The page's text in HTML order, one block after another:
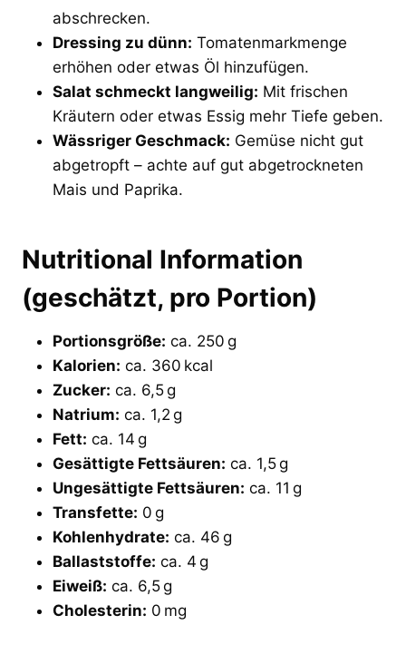
abschrecken.
Dressing zu dünn: Tomatenmarkmenge
erhöhen oder etwas Öl hinzufügen.
Salat schmeckt langweilig: Mit frischen
Kräutern oder etwas Essig mehr Tiefe geben.
Wässriger Geschmack: Gemüse nicht gut
abgetropft – achte auf gut abgetrockneten
Mais und Paprika.
Nutritional Information
(geschätzt, pro Portion)
Portionsgröße: ca. 250 g
Kalorien: ca. 360 kcal
Zucker: ca. 6,5 g
Natrium: ca. 1,2 g
Fett: ca. 14 g
Gesättigte Fettsäuren: ca. 1,5 g
Ungesättigte Fettsäuren: ca. 11 g
Transfette: 0 g
Kohlenhydrate: ca. 46 g
Ballaststoffe: ca. 4 g
Eiweiß: ca. 6,5 g
Cholesterin: 0 mg